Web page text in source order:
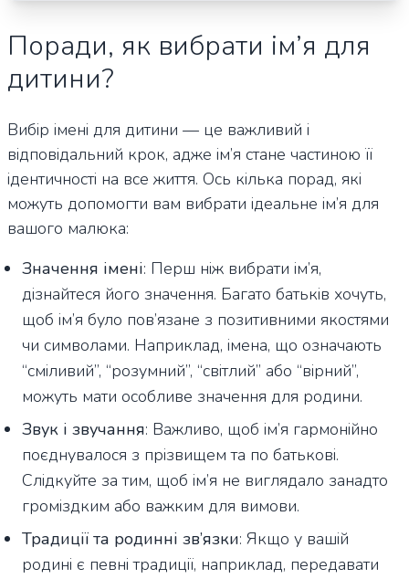
Поради, як вибрати ім’я для
дитини?
Вибір імені для дитини — це важливий і
відповідальний крок, адже ім’я стане частиною її
ідентичності на все життя. Ось кілька порад, які
можуть допомогти вам вибрати ідеальне ім’я для
вашого малюка:
Значення імені: Перш ніж вибрати ім’я,
дізнайтеся його значення. Багато батьків хочуть,
щоб ім’я було пов’язане з позитивними якостями
чи символами. Наприклад, імена, що означають
“сміливий”, “розумний”, “світлий” або “вірний”,
можуть мати особливе значення для родини.
Звук і звучання: Важливо, щоб ім’я гармонійно
поєднувалося з прізвищем та по батькові.
Слідкуйте за тим, щоб ім’я не виглядало занадто
громіздким або важким для вимови.
Традиції та родинні зв’язки: Якщо у вашій
родині є певні традиції, наприклад, передавати